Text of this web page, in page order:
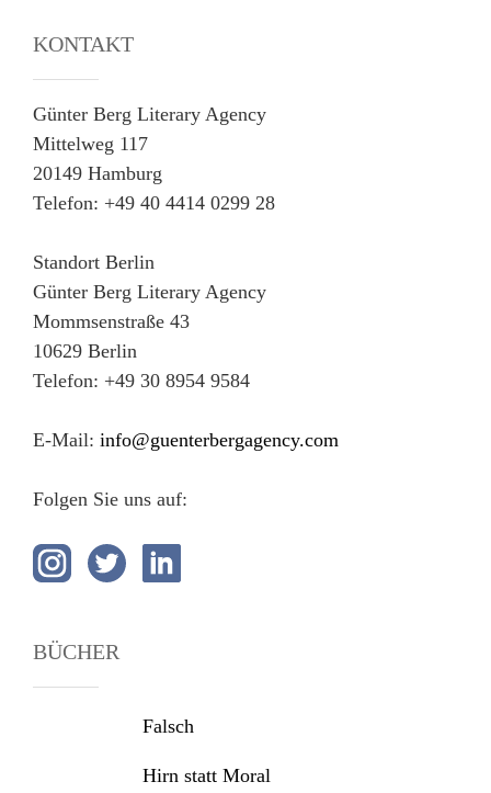
KONTAKT
Günter Berg Literary Agency
Mittelweg 117
20149 Hamburg
Telefon: +49 40 4414 0299 28
Standort Berlin
Günter Berg Literary Agency
Mommsenstraße 43
10629 Berlin
Telefon: +49 30 8954 9584
E-Mail: info@guenterbergagency.com
Folgen Sie uns auf:
BÜCHER
Falsch
Hirn statt Moral